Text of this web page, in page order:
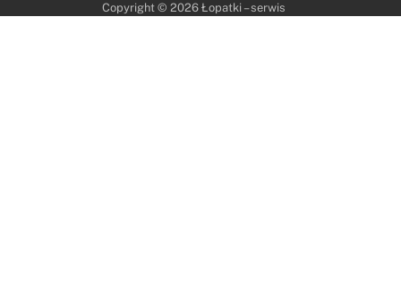
Copyright © 2026 Łopatki – serwis